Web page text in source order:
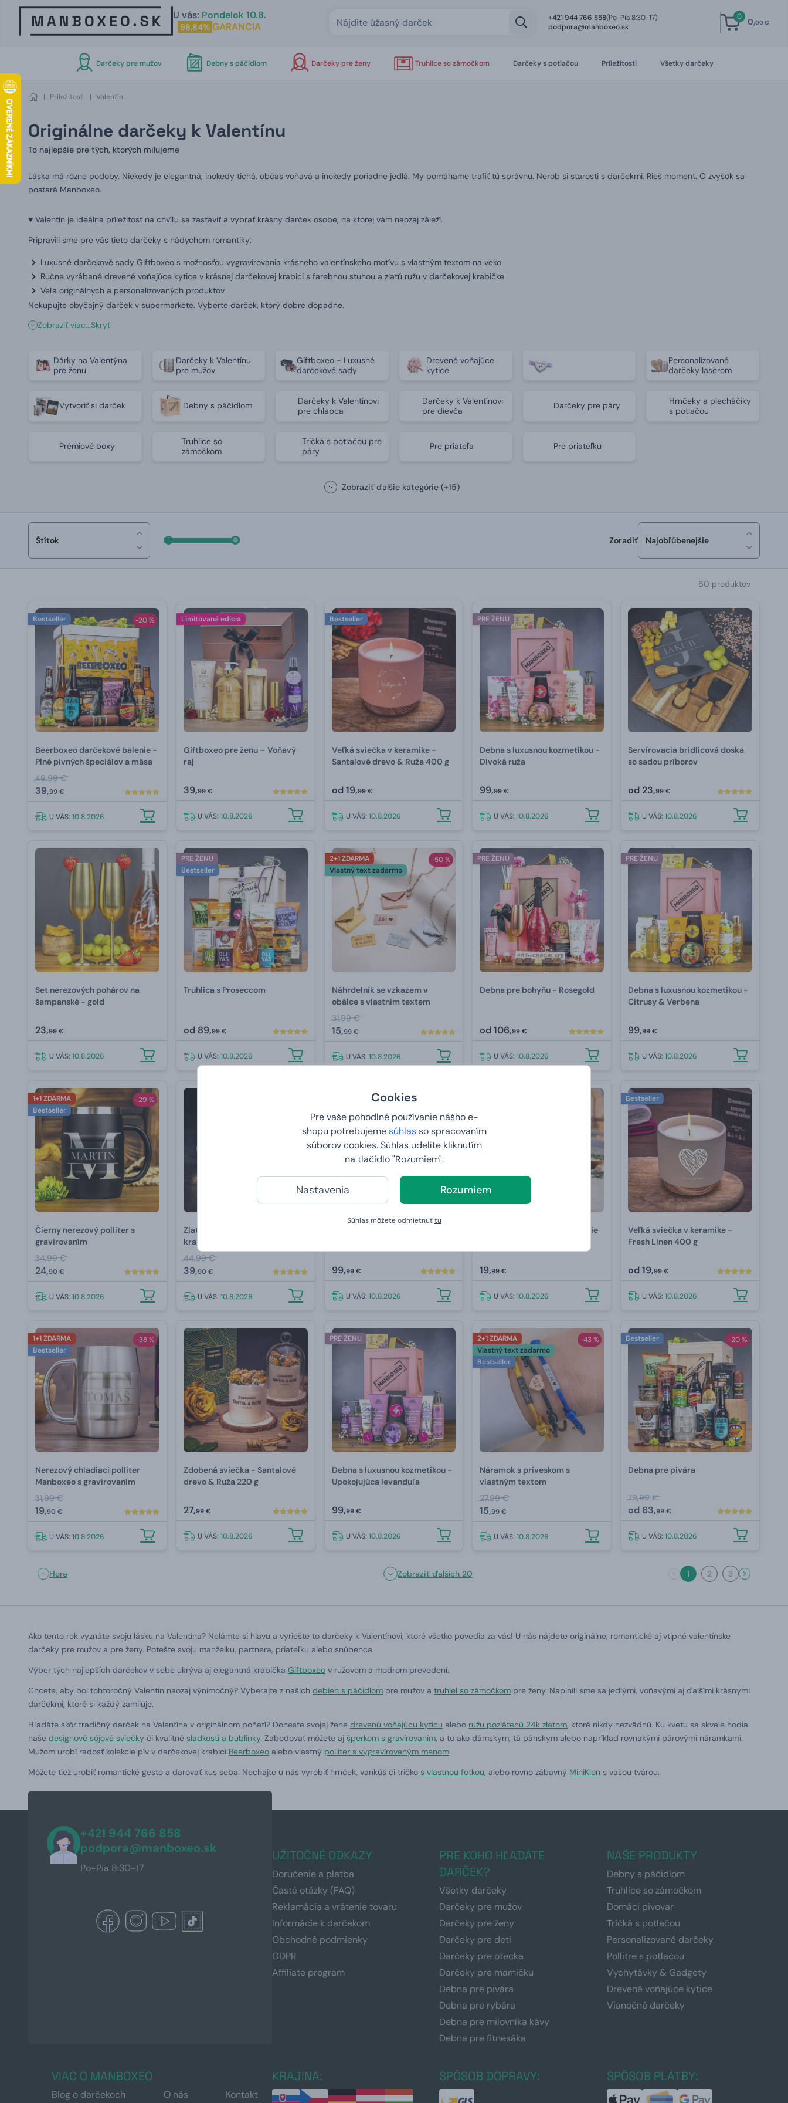
Cookies
Pre vaše pohodlné používanie nášho e-
shopu potrebujemesúhlasso spracovaním
súborov cookies. Súhlas udelíte kliknutím
na tlačidlo "Rozumiem".
Nastavenia Rozumiem
Súhlas môžete odmietnuťtu
U vás: Pondelok 10.8.
98,84% GARANCIA
+421 944 766 858(Po-Pia 8:30-17)
podpora@manboxeo.sk
0 0,00 €
Darčeky pre mužov Debny s páčidlom Darčeky pre ženy Truhlice so zámočkom Darčeky s potlačou Príležitosti Všetky darčeky
| Príležitosti | Valentín
Originálne darčeky k Valentínu
To najlepšie pre tých, ktorých milujeme
Láska má rôzne podoby. Niekedy je elegantná, inokedy tichá, občas voňavá a inokedy poriadne jedlá. My pomáhame trafiť tú správnu. Nerob si starosti s darčekmi. Rieš moment. O zvyšok sa
postará Manboxeo.
♥️ Valentín je ideálna príležitosť na chvíľu sa zastaviť a vybrať krásny darček osobe, na ktorej vám naozaj záleží.
Pripravili sme pre vás tieto darčeky s nádychom romantiky:
Luxusné darčekové sady Giftboxeo s možnosťou vygravírovania krásneho valentínskeho motívu s vlastným textom na veko
Ručne vyrábané drevené voňajúce kytice v krásnej darčekovej krabici s farebnou stuhou a zlatú ružu v darčekovej krabičke
Veľa originálnych a personalizovaných produktov
Nekupujte obyčajný darček v supermarkete. Vyberte darček, ktorý dobre dopadne.
Zobraziť viac...Skryť
Dárky na Valentýna
pre ženu
Darčeky k Valentínu
pre mužov
Giftboxeo - Luxusné
darčekové sady
Drevené voňajúce
kytice
Personalizované
darčeky laserom
Vytvoriť si darček Debny s páčidlom
Darčeky k Valentínovi
pre chlapca
Darčeky k Valentínovi
pre dievča
Darčeky pre páry
Hrnčeky a plecháčiky
s potlačou
Prémiové boxy
Truhlice so
zámočkom
Tričká s potlačou pre
páry
Pre priateľa Pre priateľku
Zobraziť ďalšie kategórie (+15)
Štítok Zoradiť Najobľúbenejšie
60 produktov
-20 %
Bestseller
Beerboxeo darčekové balenie -
Plné pivných špeciálov a mäsa
49,99 €
39,99 €
U VÁS: 10.8.2026
Limitovaná edícia
Giftboxeo pre ženu – Voňavý
raj
39,99 €
U VÁS: 10.8.2026
Bestseller
Veľká sviečka v keramike -
Santalové drevo & Ruža 400 g
od19,99 €
U VÁS: 10.8.2026
PRE ŽENU
Debna s luxusnou kozmetikou -
Divoká ruža
99,99 €
U VÁS:10.8.2026
Servírovacia bridlicová doska
so sadou príborov
od 23,99 €
U VÁS:10.8.2026
Set nerezových pohárov na
šampanské - gold
23,99 €
U VÁS: 10.8.2026
PRE ŽENU
Bestseller
Truhlica s Proseccom
od 89,99 €
U VÁS: 10.8.2026
-50 %
2+1 ZDARMA
Vlastný text zadarmo
Náhrdelník se vzkazem v
obálce s vlastním textem
31,99 €
15,99 €
U VÁS: 10.8.2026
PRE ŽENU
Debna pre bohyňu - Rosegold
od106,99 €
U VÁS:10.8.2026
PRE ŽENU
Debna s luxusnou kozmetikou -
Citrusy & Verbena
99,99 €
U VÁS:10.8.2026
-29 %
1+1 ZDARMA
Bestseller
Čierny nerezový polliter s
gravírovaním
34,99 €
24,90 €
U VÁS: 10.8.2026
Zlatá ruža v darčekovej
krabičke
44,99 €
39,90 €
U VÁS: 10.8.2026
99,99 €
U VÁS: 10.8.2026
Set mlynčekov na soľ a korenie
19,99 €
U VÁS:10.8.2026
Bestseller
Veľká sviečka v keramike -
Fresh Linen 400 g
od19,99 €
U VÁS:10.8.2026
-38 %
1+1 ZDARMA
Bestseller
Nerezový chladiaci polliter
Manboxeo s gravírovaním
31,99 €
19,90 €
U VÁS: 10.8.2026
Zdobená sviečka - Santalové
drevo & Ruža 220 g
27,99 €
U VÁS: 10.8.2026
PRE ŽENU
Debna s luxusnou kozmetikou -
Upokojujúca levanduľa
99,99 €
U VÁS: 10.8.2026
-43 %
2+1 ZDARMA
Vlastný text zadarmo
Bestseller
Náramok s príveskom s
vlastným textom
27,99 €
15,99 €
U VÁS:10.8.2026
-20 %
Bestseller
Debna pre pivára
79,99 €
od 63,99 €
U VÁS:10.8.2026
Hore Zobraziť ďalších 20 1 2 3
Ako tento rok vyznáte svoju lásku na Valentína? Nelámte si hlavu a vyriešte to darčeky k Valentínovi, ktoré všetko povedia za vás! U nás nájdete originálne, romantické aj vtipné valentínske
darčeky pre mužov a pre ženy. Potešte svoju manželku, partnera, priateľku alebo snúbenca.
Výber tých najlepších darčekov v sebe ukrýva aj elegantná krabička Giftboxeo v ružovom a modrom prevedení.
Chcete, aby bol tohtoročný Valentín naozaj výnimočný? Vyberajte z našich debien s páčidlom pre mužov a truhiel so zámočkom pre ženy. Naplnili sme sa jedlými, voňavými aj ďalšími krásnymi
darčekmi, ktoré si každý zamiluje.
Hľadáte skôr tradičný darček na Valentína v originálnom poňatí? Doneste svojej žene drevenú voňajúcu kyticu alebo ružu pozlátenú 24k zlatom, ktoré nikdy nezvädnú. Ku kvetu sa skvele hodia
naše designové sójové sviečky či kvalitné sladkosti a bublinky. Zabodovať môžete aj šperkom s gravírovaním, a to ako dámskym, tá pánskym alebo napríklad rovnakými párovými náramkami.
Mužom urobí radosť kolekcie pív v darčekovej krabici Beerboxeo alebo vlastný polliter s vygravírovaným menom.
Môžete tiež urobiť romantické gesto a darovať kus seba. Nechajte u nás vyrobiť hrnček, vankúš či tričko s vlastnou fotkou, alebo rovno zábavný MiniKlon s vašou tvárou.
+421 944 766 858
podpora@manboxeo.sk
Po-Pia 8:30-17
UŽITOČNÉ ODKAZY
Doručenie a platba
Časté otázky (FAQ)
Reklamácia a vrátenie tovaru
Informácie k darčekom
Obchodné podmienky
GDPR
Affiliate program
PRE KOHO HĽADÁTE
DARČEK?
Všetky darčeky
Darčeky pre mužov
Darčeky pre ženy
Darčeky pre deti
Darčeky pre otecka
Darčeky pre mamičku
Debna pre pivára
Debna pre rybára
Debna pre milovníka kávy
Debna pre fitnesáka
NAŠE PRODUKTY
Debny s páčidlom
Truhlice so zámočkom
Domáci pivovar
Tričká s potlačou
Personalizované darčeky
Pollitre s potlačou
Vychytávky & Gadgety
Drevené voňajúce kytice
Vianočné darčeky
VIAC O MANBOXEO
Blog o darčekoch O nás Kontakt
KRAJINA: SPÔSOB DOPRAVY: SPÔSOB PLATBY: